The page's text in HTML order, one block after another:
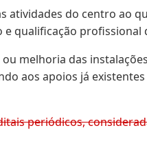
do centro ao
e qualificação profissional
melhoria das
aos apoios já
periódicos,